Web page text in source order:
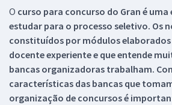
O curso para concurso do Gran é
estudar para o processo seletivo. Os
constituídos por módulos
docente experiente e que entende
bancas organizadoras trabalham.
características das bancas que
organização de concursos é